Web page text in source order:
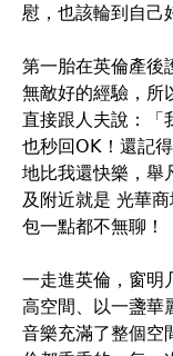
慰，也該輪到自己
第一胎在英倫產後
無敵好的經驗，所
直接跟人夫說：「
也秒回OK！還記
地比我還快樂，舉
及附近就是 光華
包一點都不無聊！
一走進英倫，窗明
高空間、以一盞華
音樂充滿了整個空